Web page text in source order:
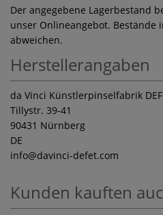
Der angegebene Lagerbestand
unser Onlineangebot. Bestände
abweichen.
Herstellerangaben
da Vinci Künstlerpinselfabrik
Tillystr. 39-41
90431 Nürnberg
DE
info@davinci-defet.com
Kunden kauften